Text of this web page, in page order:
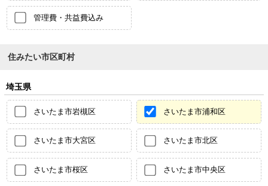
管理費・共益費込み
住みたい市区町村
埼玉県
さいたま市岩槻区 さいたま市浦和区
さいたま市大宮区 さいたま市北区
さいたま市桜区 さいたま市中央区